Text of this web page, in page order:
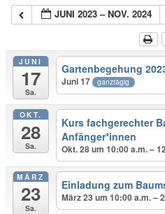
JUNI 2023 – NOV. 2024
JUNI
17
Sa.
Gartenbegehung
Juni 17 ganztägig
OKT.
28
Sa.
Kurs fachgerechter
Anfänger*innen
Okt. 28 um 10:00 a.m. –
MÄRZ
23
Sa.
Einladung zum
März 23 um 10:00 a.m. –